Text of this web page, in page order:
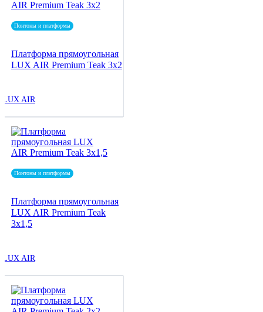
Понтоны и платформы
Платформа прямоугольная
LUX AIR Premium Teak 3x2
LUX AIR
Понтоны и платформы
Платформа прямоугольная
LUX AIR Premium Teak
3x1,5
LUX AIR